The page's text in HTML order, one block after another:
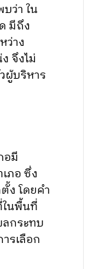
ว่า ใน
มีถึง
ว่าง
จึงไม่
ผู้บริหาร
อมี
ภอ ซึ่ง
ง โดยคำ
นพื้นที่
กระทบ
รเลือก